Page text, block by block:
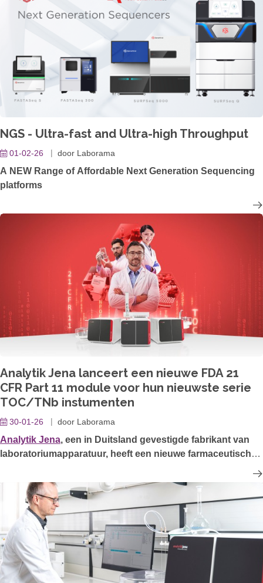
NGS - Ultra-fast and Ultra-high Throughput
01-02-26 door Laborama
A NEW Range of Affordable Next Generation Sequencing
platforms
Analytik Jena lanceert een nieuwe FDA 21
CFR Part 11 module voor hun nieuwste serie
TOC/TNb instumenten
30-01-26 door Laborama
Analytik Jena, een in Duitsland gevestigde fabrikant van
laboratoriumapparatuur, heeft een nieuwe farmaceutische
hun TOC/TNb analyzers. Deze optionele softwaremodule
zorgt voor een volledige naleving van FDA 21 CFR Part 11
alsook gegevensintegriteit in de sterk gereguleerde
farmaceutische industrie.